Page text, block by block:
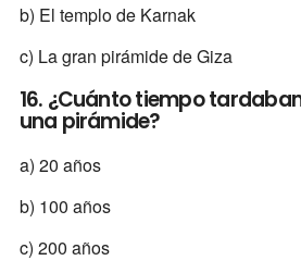
b) El templo de Karnak
c) La gran pirámide de Giza
16. ¿Cuánto tiempo
una pirámide?
a) 20 años
b) 100 años
c) 200 años